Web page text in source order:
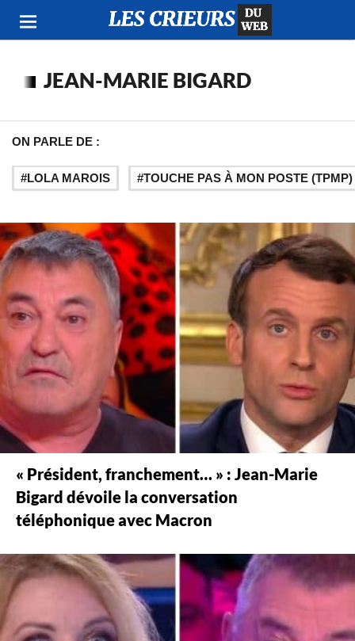
JEAN-MARIE BIGARD
ON PARLE DE :
LOLA MAROIS TOUCHE PAS À MON POSTE (TPMP)
« Président, franchement… » : Jean-Marie
Bigard dévoile la conversation
téléphonique avec Macron